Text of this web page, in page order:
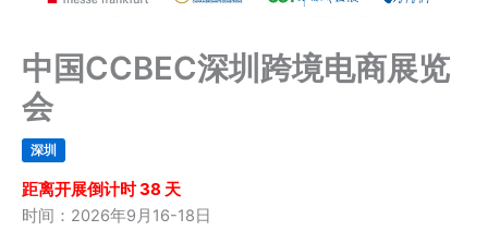
中国CCBEC深圳跨境电商展览
会
深圳
距离开展倒计时 38 天
时间：2026年9月16-18日